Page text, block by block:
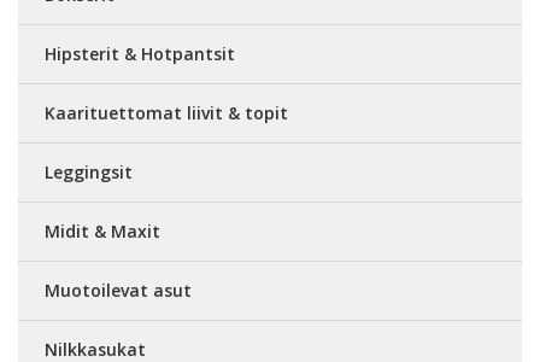
Hipsterit & Hotpantsit
Kaarituettomat liivit & topit
Leggingsit
Midit & Maxit
Muotoilevat asut
Nilkkasukat